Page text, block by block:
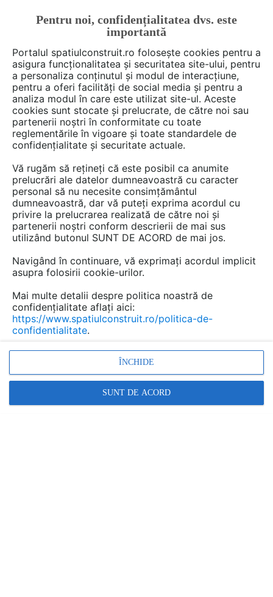
FĂ-ȚI CONT
CUM SE FACE
EȘTI AICI: De citit Articole Camera copilului arh. Raluca Popa
Idei deosebite pentru
dormitoarele copiilor
Ne-am gandit sa va ajutam cu cateva idei
pentru amenajarea dormitorului astfel incat sa
creati un spatiu vesel, primitor si potrivit unor
copii a caror varsta este undeva intre copilarie
si adolescenta.
Pentru noi, confidențialitatea dvs. este
importantă
Portalul spatiulconstruit.ro folosește cookies pentru a
asigura funcționalitatea și securitatea site-ului, pentru
a personaliza conținutul și modul de interacțiune,
pentru a oferi facilități de social media și pentru a
analiza modul în care este utilizat site-ul. Aceste
cookies sunt stocate și prelucrate, de către noi sau
partenerii noștri în conformitate cu toate
reglementările în vigoare și toate standardele de
confidențialitate și securitate actuale.
Vă rugăm să rețineți că este posibil ca anumite
prelucrări ale datelor dumneavoastră cu caracter
personal să nu necesite consimțământul
dumneavoastră, dar vă puteți exprima acordul cu
privire la prelucrarea realizată de către noi și
partenerii noștri conform descrierii de mai sus
utilizând butonul SUNT DE ACORD de mai jos.
Navigând în continuare, vă exprimați acordul implicit
asupra folosirii cookie-urilor.
Mai multe detalii despre politica noastră de
confidențialitate aflați aici:
https://www.spatiulconstruit.ro/politica-de-
confidentialitate.
ÎNCHIDE
SUNT DE ACORD